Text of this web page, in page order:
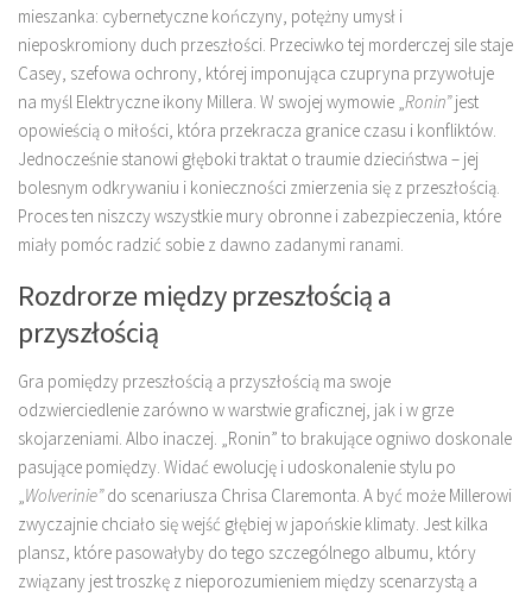
mieszanka: cybernetyczne kończyny, potężny umysł i
nieposkromiony duch przeszłości. Przeciwko tej morderczej sile staje
Casey, szefowa ochrony, której imponująca czupryna przywołuje
na myśl Elektryczne ikony Millera. W swojej wymowie „Ronin”jest
opowieścią o miłości, która przekracza granice czasu i konfliktów.
Jednocześnie stanowi głęboki traktat o traumie dzieciństwa – jej
bolesnym odkrywaniu i konieczności zmierzenia się z przeszłością.
Proces ten niszczy wszystkie mury obronne i zabezpieczenia, które
miały pomóc radzić sobie z dawno zadanymi ranami.
Rozdrorze między przeszłością a
przyszłością
Gra pomiędzy przeszłością a przyszłością ma swoje
odzwierciedlenie zarówno w warstwie graficznej, jak i w grze
skojarzeniami. Albo inaczej. „Ronin” to brakujące ogniwo doskonale
pasujące pomiędzy. Widać ewolucję i udoskonalenie stylu po
„Wolverinie”do scenariusza Chrisa Claremonta. A być może Millerowi
zwyczajnie chciało się wejść głębiej w japońskie klimaty. Jest kilka
plansz, które pasowałyby do tego szczególnego albumu, który
związany jest troszkę z nieporozumieniem między scenarzystą a